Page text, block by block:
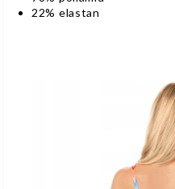
22% elastan